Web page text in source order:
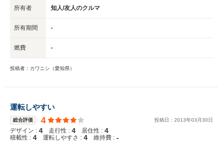
所有者 知人/友人のクルマ
所有期間 -
燃費 -
投稿者：カワニシ（愛知県）
運転しやすい
総合評価 4 投稿日： 2013年03 月30日
デザイン : 4 走行性 : 4 居住性 : 4
積載性 : 4 運転しやすさ : 4 維持費 : -